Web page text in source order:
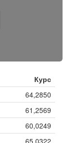
Курс
64,2850
61,2569
60,0249
65,0322